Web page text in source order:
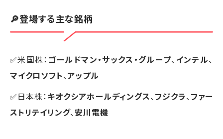
🔎登場する主な銘柄
✅米国株： ゴールドマン・サックス・グループ、 インテル、
マイクロソフト、アップル
✅日本株：キオクシアホールディングス、フジクラ、ファー
ストリテイリング、安川電機